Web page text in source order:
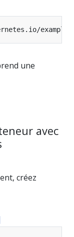
une
avec
créez